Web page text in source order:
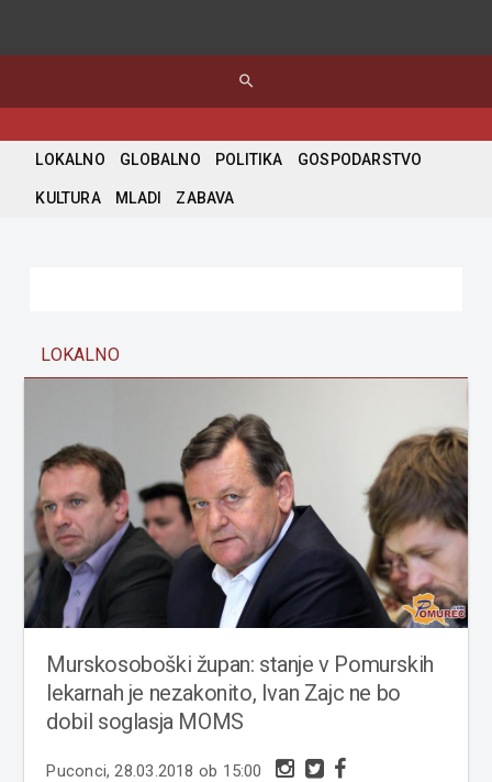
search
LOKALNO GLOBALNO POLITIKA GOSPODARSTVO
KULTURA MLADI ZABAVA
LOKALNO
Murskosoboški župan: stanje v Pomurskih
lekarnah je nezakonito, Ivan Zajc ne bo
dobil soglasja MOMS
Puconci, 28.03.2018 ob 15:00